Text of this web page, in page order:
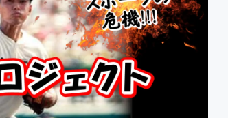
書籍・雑誌出版 アニメ・
チャレンジ ビュー